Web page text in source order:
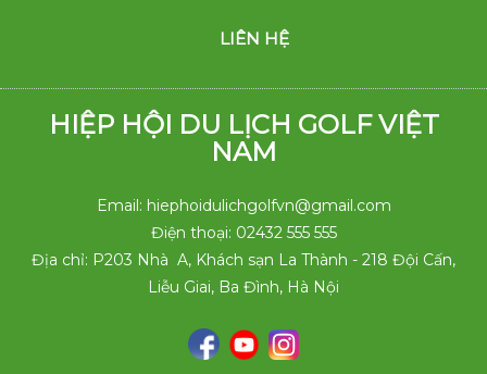
LIÊN HỆ
HIỆP HỘI DU LỊCH GOLF VIỆT
NAM
Email: hiephoidulichgolfvn@gmail.com
Điện thoại: 02432 555 555
Địa chỉ: P203 Nhà A, Khách sạn La Thành - 218 Đội Cấn,
Liễu Giai, Ba Đình, Hà Nội